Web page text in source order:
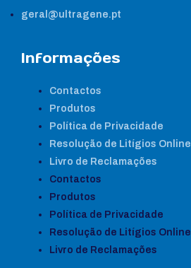
geral@ultragene.pt
Informações
Contactos
Produtos
Política de Privacidade
Resolução de Litígios Online
Livro de Reclamações
Contactos
Produtos
Política de Privacidade
Resolução de Litígios Online
Livro de Reclamações